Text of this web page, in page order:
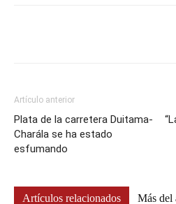
Artículo anterior
Plata de la carretera Duitama-
Charála se ha estado
esfumando
Artículos relacionados Más del